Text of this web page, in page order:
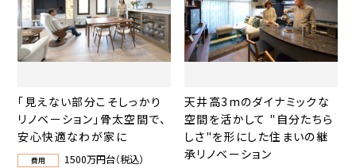
「見えない部分こそしっかり
リノベーション」骨太空間で、
安心快適なわが家に
費用 1500万円台（税込）
天井高3mのダイナミックな
空間を活かして "自分たちら
しさ"を形にした住まいの継
承リノベーション